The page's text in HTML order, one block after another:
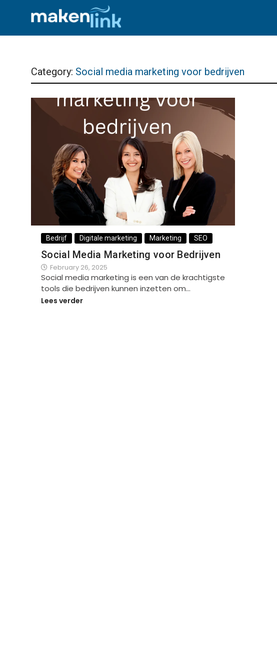
Category: Social media marketing voor bedrijven
Bedrijf Digitale marketing Marketing SEO
Social Media Marketing voor Bedrijven
February 26, 2025
Social media marketing is een van de krachtigste
tools die bedrijven kunnen inzetten om…
Lees verder